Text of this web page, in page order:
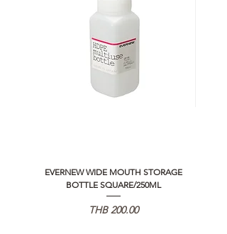
EVERNEW WIDE MOUTH STORAGE
BOTTLE SQUARE/250ML
가격
THB 200.00